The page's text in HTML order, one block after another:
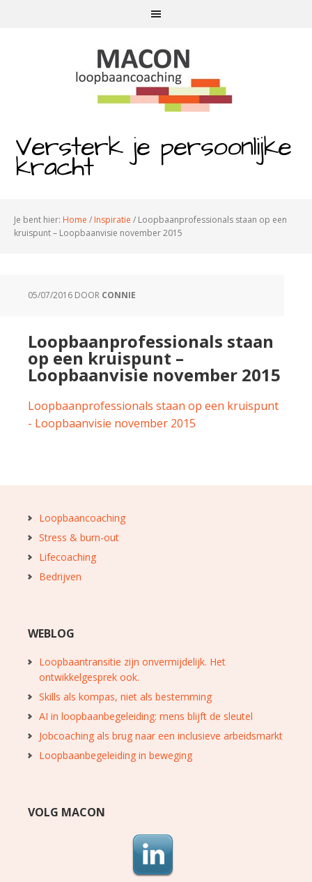
Versterk je persoonlijke
kracht
Je bent hier: Home / Inspiratie / Loopbaanprofessionals staan op een
kruispunt – Loopbaanvisie november 2015
05/07/2016 DOOR CONNIE
Loopbaanprofessionals staan
op een kruispunt –
Loopbaanvisie november 2015
Loopbaanprofessionals staan op een kruispunt
- Loopbaanvisie november 2015
Loopbaancoaching
Stress & burn-out
Lifecoaching
Bedrijven
WEBLOG
Loopbaantransitie zijn onvermijdelijk. Het
ontwikkelgesprek ook.
Skills als kompas, niet als bestemming
AI in loopbaanbegeleiding: mens blijft de sleutel
Jobcoaching als brug naar een inclusieve arbeidsmarkt
Loopbaanbegeleiding in beweging
VOLG MACON